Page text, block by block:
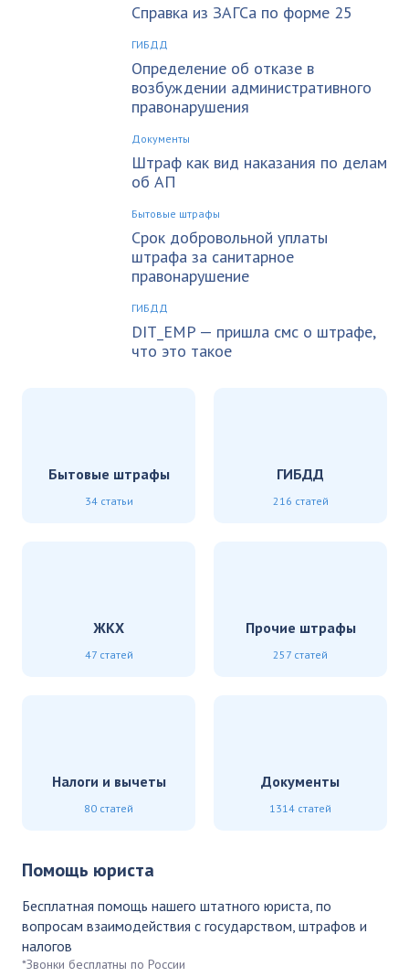
Справка из ЗАГСа по форме 25
ГИБДД
Определение об отказе в
возбуждении административного
правонарушения
Документы
Штраф как вид наказания по делам
об АП
Бытовые штрафы
Срок добровольной уплаты
штрафа за санитарное
правонарушение
ГИБДД
DIT_EMP — пришла смс о штрафе,
что это такое
Бытовые штрафы
34 статьи
ГИБДД
216 статей
ЖКХ
47 статей
Прочие штрафы
257 статей
Налоги и вычеты
80 статей
Документы
1314 статей
Помощь юриста
Бесплатная помощь нашего штатного юриста, по
вопросам взаимодействия с государством, штрафов и
налогов
*Звонки бесплатны по России